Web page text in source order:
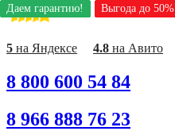
Перейти
к
содержимому
5 на Яндексе 4.8 на Авито
8 800 600 54 84
8 966 888 76 23
Даем гарантию! Выгода до 50%
Даем гарантию! Выгода до 50%
Даем гарантию! Выгода до 50%
Даем гарантию! Выгода до 50%
Даем гарантию! Выгода до 50%
Даем гарантию! Выгода до 50%
Даем гарантию! Выгода до 50%